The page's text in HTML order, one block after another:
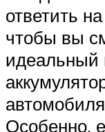
ответить
чтобы вы
идеальный
Особенно,